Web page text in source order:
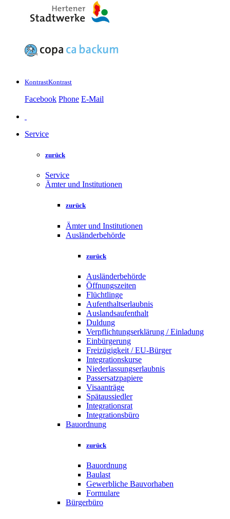
KontrastKontrast
Facebook Phone E-Mail
Service
zurück
Service
Ämter und Institutionen
zurück
Ämter und Institutionen
Ausländerbehörde
zurück
Ausländerbehörde
Öffnungszeiten
Flüchtlinge
Aufenthaltserlaubnis
Auslandsaufenthalt
Duldung
Verpflichtungserklärung / Einladung
Einbürgerung
Freizügigkeit / EU-Bürger
Integrationskurse
Niederlassungserlaubnis
Passersatzpapiere
Visaanträge
Spätaussiedler
Integrationsrat
Integrationsbüro
Bauordnung
zurück
Bauordnung
Baulast
Gewerbliche Bauvorhaben
Formulare
Bürgerbüro